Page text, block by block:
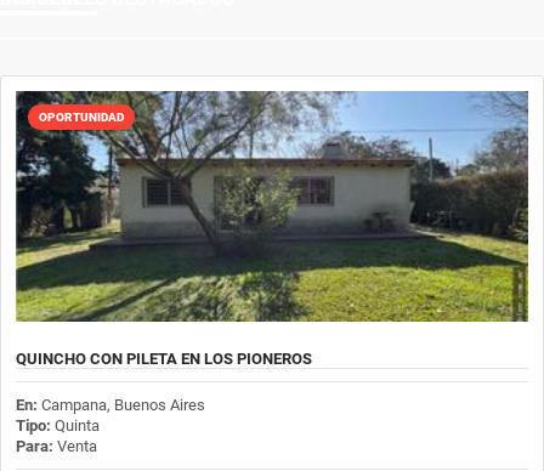
OPORTUNIDAD
QUINCHO CON PILETA EN LOS PIONEROS
En: Campana, Buenos Aires
Tipo: Quinta
Para: Venta